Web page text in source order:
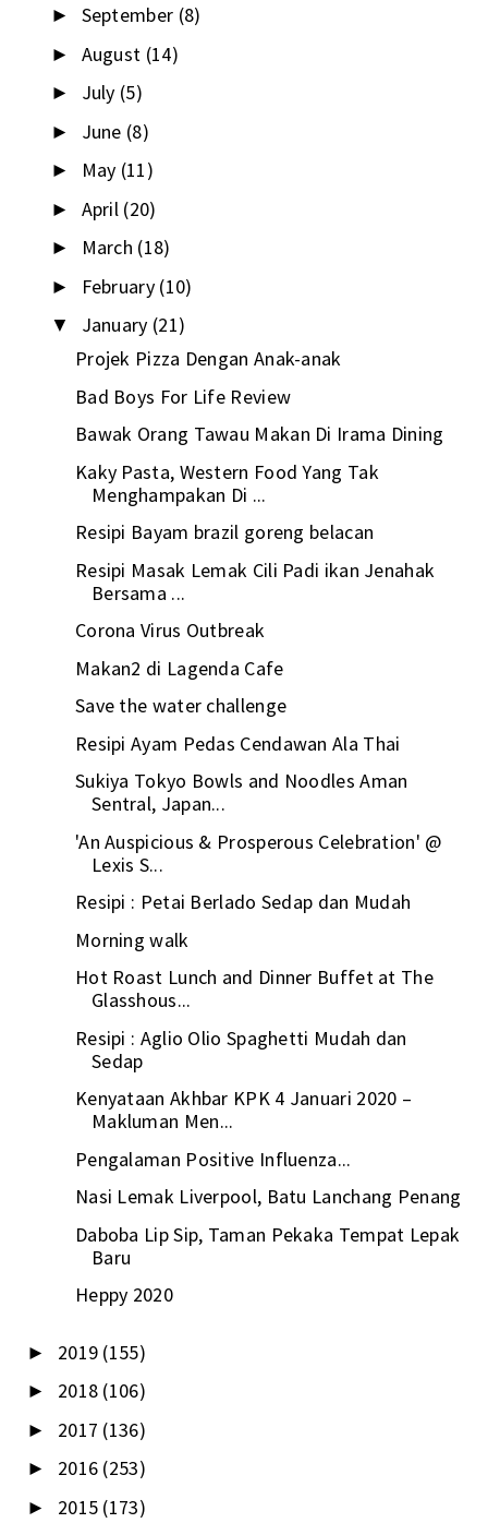
► September (8)
► August (14)
► July (5)
► June (8)
► May (11)
► April (20)
► March (18)
► February (10)
▼ January (21)
Projek Pizza Dengan Anak-anak
Bad Boys For Life Review
Bawak Orang Tawau Makan Di Irama Dining
Kaky Pasta, Western Food Yang Tak
Menghampakan Di ...
Resipi Bayam brazil goreng belacan
Resipi Masak Lemak Cili Padi ikan Jenahak
Bersama ...
Corona Virus Outbreak
Makan2 di Lagenda Cafe
Save the water challenge
Resipi Ayam Pedas Cendawan Ala Thai
Sukiya Tokyo Bowls and Noodles Aman
Sentral, Japan...
'An Auspicious & Prosperous Celebration' @
Lexis S...
Resipi : Petai Berlado Sedap dan Mudah
Morning walk
Hot Roast Lunch and Dinner Buffet at The
Glasshous...
Resipi : Aglio Olio Spaghetti Mudah dan
Sedap
Kenyataan Akhbar KPK 4 Januari 2020 –
Makluman Men...
Pengalaman Positive Influenza...
Nasi Lemak Liverpool, Batu Lanchang Penang
Daboba Lip Sip, Taman Pekaka Tempat Lepak
Baru
Heppy 2020
► 2019 (155)
► 2018 (106)
► 2017 (136)
► 2016 (253)
► 2015 (173)